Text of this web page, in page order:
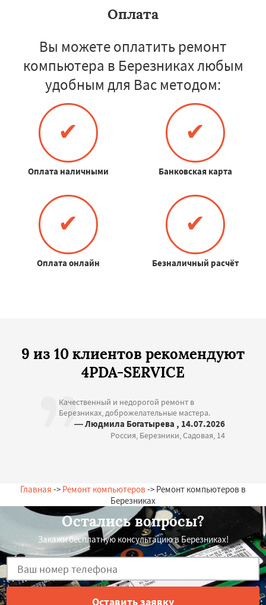
Оплата
Вы можете оплатить ремонт
компьютера в Березниках любым
удобным для Вас методом:
✔
Оплата наличными
✔
Банковская карта
✔
Оплата онлайн
✔
Безналичный расчёт
9 из 10 клиентов рекомендуют
4PDA-SERVICE
Качественный и недорогой ремонт в
Березниках, доброжелательные мастера.
— Людмила Богатырева , 14.07.2026
Россия, Березники, Садовая, 14
Главная -> Ремонт компьютеров -> Ремонт компьютеров в
Березниках
Остались вопросы?
Закажи бесплатную консультацию в Березниках!